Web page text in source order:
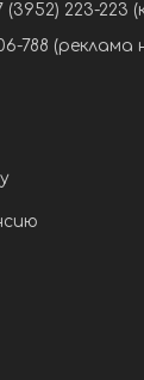
(3952) 223-
788 (реклама